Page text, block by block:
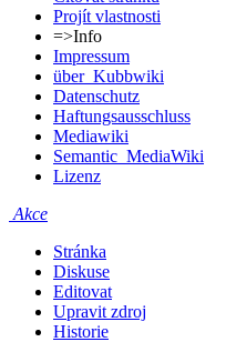
Projít vlastnosti
=>Info
Impressum
über_Kubbwiki
Datenschutz
Haftungsausschluss
Mediawiki
Semantic_MediaWiki
Lizenz
Akce
Stránka
Diskuse
Editovat
Upravit zdroj
Historie